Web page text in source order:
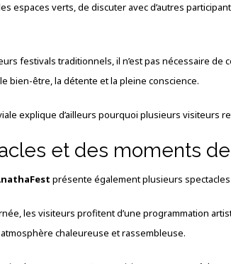
espaces verts, de discuter avec d’autres
festivals traditionnels, il n’est pas nécessaire de
bien-être, la détente et la pleine conscience.
explique d’ailleurs pourquoi plusieurs visiteurs
et des moments
présente également plusieurs
les visiteurs profitent d’une programmation
chaleureuse et rassembleuse.